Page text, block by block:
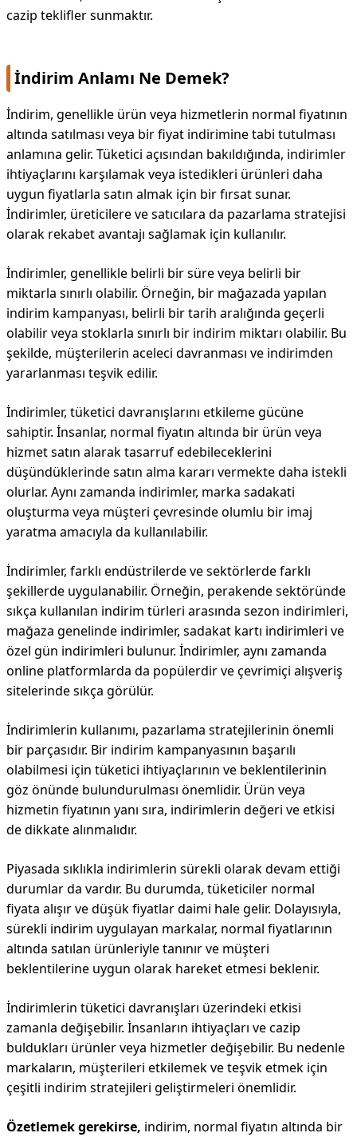
cazip teklifler sunmaktır.
İndirim Anlamı Ne Demek?
İndirim, genellikle ürün veya hizmetlerin normal fiyatının
altında satılması veya bir fiyat indirimine tabi tutulması
anlamına gelir. Tüketici açısından bakıldığında, indirimler
ihtiyaçlarını karşılamak veya istedikleri ürünleri daha
uygun fiyatlarla satın almak için bir fırsat sunar.
İndirimler, üreticilere ve satıcılara da pazarlama stratejisi
olarak rekabet avantajı sağlamak için kullanılır.
İndirimler, genellikle belirli bir süre veya belirli bir
miktarla sınırlı olabilir. Örneğin, bir mağazada yapılan
indirim kampanyası, belirli bir tarih aralığında geçerli
olabilir veya stoklarla sınırlı bir indirim miktarı olabilir. Bu
şekilde, müşterilerin aceleci davranması ve indirimden
yararlanması teşvik edilir.
İndirimler, tüketici davranışlarını etkileme gücüne
sahiptir. İnsanlar, normal fiyatın altında bir ürün veya
hizmet satın alarak tasarruf edebileceklerini
düşündüklerinde satın alma kararı vermekte daha istekli
olurlar. Aynı zamanda indirimler, marka sadakati
oluşturma veya müşteri çevresinde olumlu bir imaj
yaratma amacıyla da kullanılabilir.
İndirimler, farklı endüstrilerde ve sektörlerde farklı
şekillerde uygulanabilir. Örneğin, perakende sektöründe
sıkça kullanılan indirim türleri arasında sezon indirimleri,
mağaza genelinde indirimler, sadakat kartı indirimleri ve
özel gün indirimleri bulunur. İndirimler, aynı zamanda
online platformlarda da popülerdir ve çevrimiçi alışveriş
sitelerinde sıkça görülür.
İndirimlerin kullanımı, pazarlama stratejilerinin önemli
bir parçasıdır. Bir indirim kampanyasının başarılı
olabilmesi için tüketici ihtiyaçlarının ve beklentilerinin
göz önünde bulundurulması önemlidir. Ürün veya
hizmetin fiyatının yanı sıra, indirimlerin değeri ve etkisi
de dikkate alınmalıdır.
Piyasada sıklıkla indirimlerin sürekli olarak devam ettiği
durumlar da vardır. Bu durumda, tüketiciler normal
fiyata alışır ve düşük fiyatlar daimi hale gelir. Dolayısıyla,
sürekli indirim uygulayan markalar, normal fiyatlarının
altında satılan ürünleriyle tanınır ve müşteri
beklentilerine uygun olarak hareket etmesi beklenir.
İndirimlerin tüketici davranışları üzerindeki etkisi
zamanla değişebilir. İnsanların ihtiyaçları ve cazip
buldukları ürünler veya hizmetler değişebilir. Bu nedenle
markaların, müşterileri etkilemek ve teşvik etmek için
çeşitli indirim stratejileri geliştirmeleri önemlidir.
Özetlemek gerekirse, indirim, normal fiyatın altında bir